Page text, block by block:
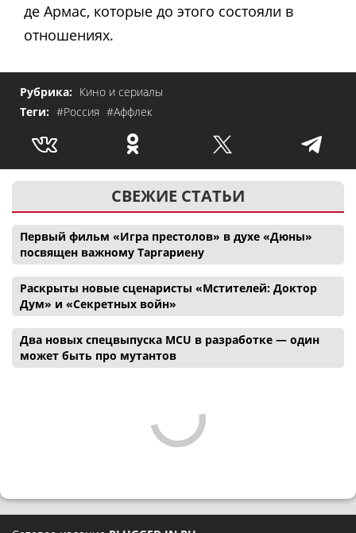
де Армас, которые до этого состояли в
отношениях.
Рубрика: Кино и сериалы
Теги: #Россия #Аффлек
СВЕЖИЕ СТАТЬИ
Первый фильм «Игра престолов» в духе «Дюны»
посвящен важному Таргариену
Раскрыты новые сценаристы «Мстителей: Доктор
Дум» и «Секретных войн»
Два новых спецвыпуска MCU в разработке — один
может быть про мутантов